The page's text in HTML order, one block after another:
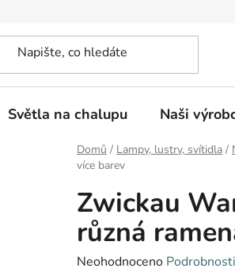
Světla na chalupu Naši
Domů / Lampy, lustry, svítidla /
více barev
Zwickau
různá
Průměrné
Neohodnoceno